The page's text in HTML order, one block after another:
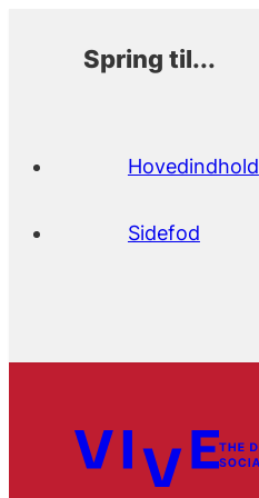
Spring til...
Hovedindhold
Sidefod